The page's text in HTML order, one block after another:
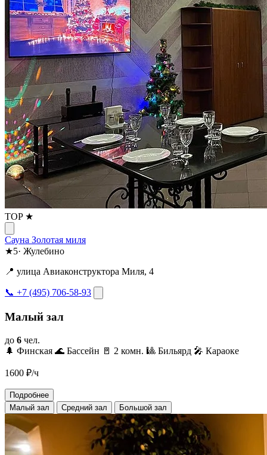
TOP ★
Сауна Золотая миля
★5· Жулебино
📍 улица Авиаконструктора Миля, 4
📞 +7 (495) 706-58-93
Малый зал
до 6 чел.
🌲 Финская 🌊 Бассейн 🚪 2 комн. 🎱 Бильярд 🎤 Караоке
1600 ₽/ч
Подробнее
Малый зал
Средний зал Большой зал